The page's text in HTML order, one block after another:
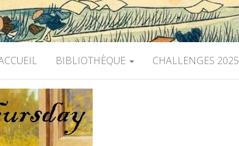
BIBLIOTHÈQUE CHALLENGES 2025